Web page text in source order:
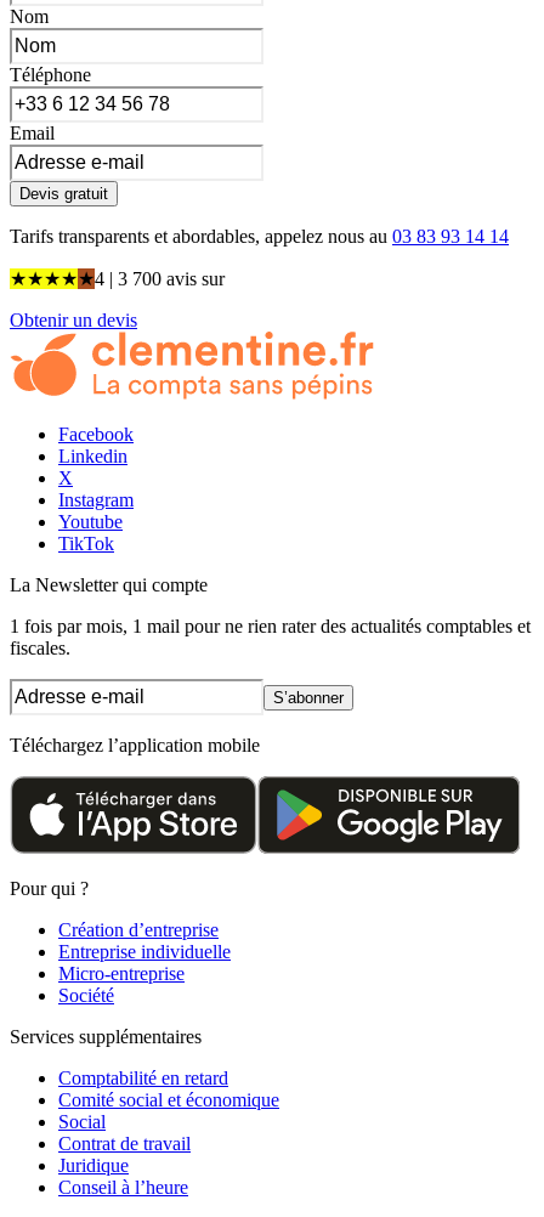
Nom
Téléphone
Email
Devis gratuit
Tarifs transparents et abordables, appelez nous au 03 83 93 14 14
★★★★★4 | 3 700 avis sur
Obtenir un devis
Facebook
Linkedin
X
Instagram
Youtube
TikTok
La Newsletterqui compte
1 fois par mois, 1 mail pour ne rien rater des actualités comptables et
fiscales.
S’abonner
Téléchargez l’application mobile
Pour qui ?
Création d’entreprise
Entreprise individuelle
Micro-entreprise
Société
Services supplémentaires
Comptabilité en retard
Comité social et économique
Social
Contrat de travail
Juridique
Conseil à l’heure